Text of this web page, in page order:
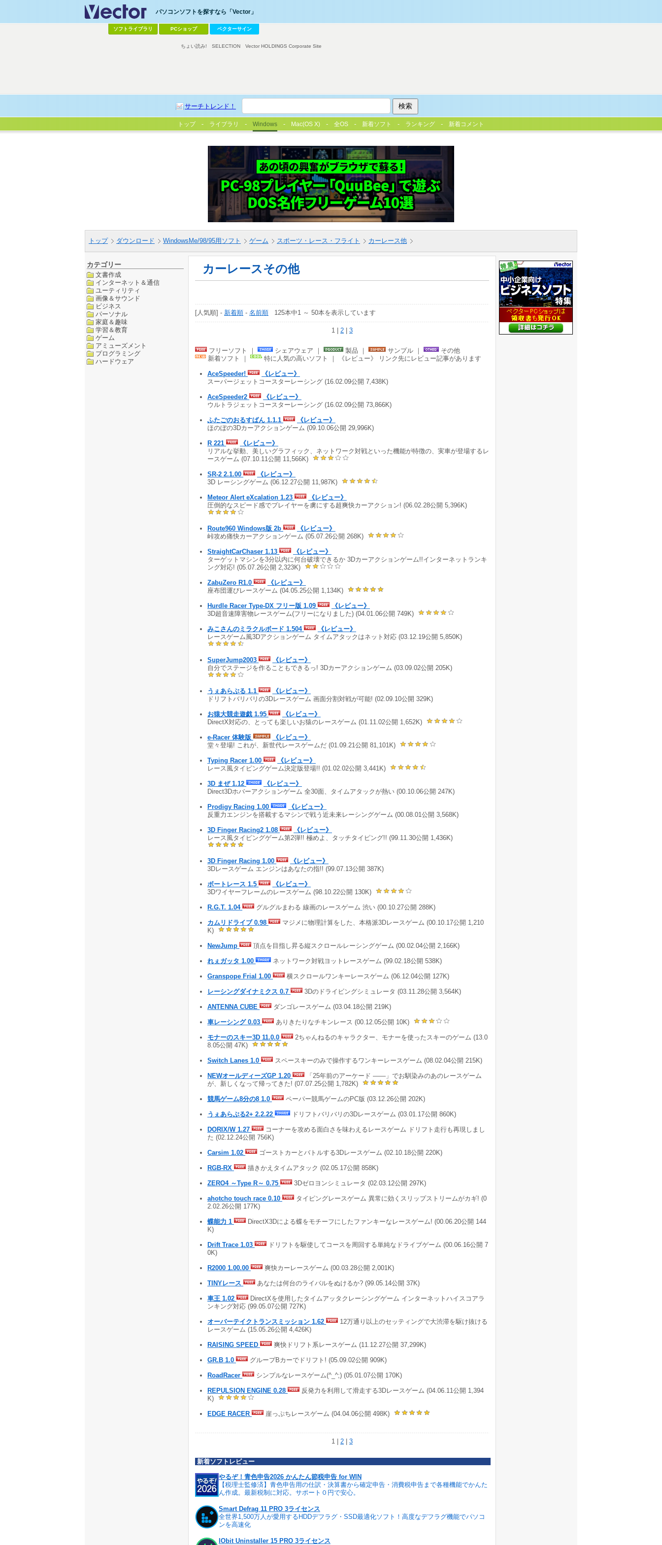
パソコンソフトを探すなら「Vector」
ソフトライブラリ PCショップ ベクターサイン
サーチトレンド！
ちょい読み! SELECTION Vector HOLDINGS Corporate Site
トップ ライブラリ Windows Mac(OS X) 全OS 新着ソフト ランキング 新着コメント
トップ ダウンロード WindowsMe/98/95用ソフト ゲーム スポーツ・レース・フライト カーレース他
カテゴリー
文書作成
インターネット＆通信
ユーティリティ
画像＆サウンド
ビジネス
パーソナル
家庭＆趣味
学習＆教育
ゲーム
アミューズメント
プログラミング
ハードウェア
カーレースその他
[人気順] - 新着順 - 名前順 125本中1 ～ 50本を表示しています
1 | 2 | 3
フリーソフト ｜ シェアウェア ｜ 製品 ｜ サンプル ｜
その他
新着ソフト ｜
特に人気の高いソフト ｜ 《レビュー》 リンク先にレビュー記事があります
AceSpeeder!
《レビュー》
スーパージェットコースターレーシング (16.02.09公開 7,438K)
AceSpeeder2
《レビュー》
ウルトラジェットコースターレーシング (16.02.09公開 73,866K)
ふたごのおるすばん 1.1.1
《レビュー》
ほのぼの3Dカーアクションゲーム (09.10.06公開 29,996K)
R 221
《レビュー》
リアルな挙動、美しいグラフィック、ネットワーク対戦といった機能が特徴の、実車が登場するレ
ースゲーム (07.10.11公開 11,566K)
SR-2 2.1.00
《レビュー》
3D レーシングゲーム (06.12.27公開 11,987K)
Meteor Alert eXcalation 1.23
《レビュー》
圧倒的なスピード感でプレイヤーを虜にする超爽快カーアクション! (06.02.28公開 5,396K)
Route960 Windows版 2b
《レビュー》
峠攻め痛快カーアクションゲーム (05.07.26公開 268K)
StraightCarChaser 1.13
《レビュー》
ターゲットマシンを3分以内に何台破壊できるか 3Dカーアクションゲーム!!インターネットランキ
ング対応! (05.07.26公開 2,323K)
ZabuZero R1.0
《レビュー》
座布団運びレースゲーム (04.05.25公開 1,134K)
Hurdle Racer Type-DX フリー版 1.09
《レビュー》
3D超音速障害物レースゲーム(フリーになりました) (04.01.06公開 749K)
みこさんのミラクルボード 1.504
《レビュー》
レースゲーム風3Dアクションゲーム タイムアタックはネット対応 (03.12.19公開 5,850K)
SuperJump2003
《レビュー》
自分でステージを作ることもできるっ! 3Dカーアクションゲーム (03.09.02公開 205K)
うぇあらぶる 1.1
《レビュー》
ドリフトバリバリの3Dレースゲーム 画面分割対戦が可能! (02.09.10公開 329K)
お猿大競走遊戯 1.95
《レビュー》
DirectX対応の、とっても楽しいお猿のレースゲーム (01.11.02公開 1,652K)
e-Racer 体験版
《レビュー》
堂々登場! これが、新世代レースゲームだ (01.09.21公開 81,101K)
Typing Racer 1.00
《レビュー》
レース風タイピングゲーム決定版登場!! (01.02.02公開 3,441K)
3D まぜ 1.12
《レビュー》
Direct3Dホバーアクションゲーム 全30面、タイムアタックが熱い (00.10.06公開 247K)
Prodigy Racing 1.00
《レビュー》
反重力エンジンを搭載するマシンで戦う近未来レーシングゲーム (00.08.01公開 3,568K)
3D Finger Racing2 1.08
《レビュー》
レース風タイピングゲーム第2弾!! 極めよ、タッチタイピング!! (99.11.30公開 1,436K)
3D Finger Racing 1.00
《レビュー》
3Dレースゲーム エンジンはあなたの指!! (99.07.13公開 387K)
ボートレース 1.5
《レビュー》
3Dワイヤーフレームのレースゲーム (98.10.22公開 130K)
R.G.T. 1.04 グルグルまわる 線画のレースゲーム 渋い (00.10.27公開 288K)
カムリドライブ 0.98
マジメに物理計算をした、本格派3Dレースゲーム (00.10.17公開 1,210
K)
NewJump 頂点を目指し昇る縦スクロールレーシングゲーム (00.02.04公開 2,166K)
れぇガッタ 1.00 ネットワーク対戦ヨットレースゲーム (99.02.18公開 538K)
Granspope Frial 1.00 横スクロールワンキーレースゲーム (06.12.04公開 127K)
レーシングダイナミクス 0.7 3Dのドライビングシミュレータ (03.11.28公開 3,564K)
ANTENNA CUBE ダンゴレースゲーム (03.04.18公開 219K)
車レーシング 0.03 ありきたりなチキンレース (00.12.05公開 10K)
モナーのスキー3D 11.0.0
2ちゃんねるのキャラクター、モナーを使ったスキーのゲーム (13.0
8.05公開 47K)
Switch Lanes 1.0 スペースキーのみで操作するワンキーレースゲーム (08.02.04公開 215K)
NEWオールディーズGP 1.20
「25年前のアーケード ――」でお馴染みのあのレースゲーム
が、新しくなって帰ってきた! (07.07.25公開 1,782K)
競馬ゲーム8分の8 1.0 ペーパー競馬ゲームのPC版 (03.12.26公開 202K)
うぇあらぶる2+ 2.2.22 ドリフトバリバリの3Dレースゲーム (03.01.17公開 860K)
DORIX/W 1.27
コーナーを攻める面白さを味わえるレースゲーム ドリフト走行も再現しまし
た (02.12.24公開 756K)
Carsim 1.02 ゴーストカーとバトルする3Dレースゲーム (02.10.18公開 220K)
RGB-RX 描きかえタイムアタック (02.05.17公開 858K)
ZERO4 ～Type R～ 0.75 3Dゼロヨンシミュレータ (02.03.12公開 297K)
ahotcho touch race 0.10
タイピングレースゲーム 異常に効くスリップストリームがカギ! (0
2.02.26公開 177K)
蝶能力 1
DirectX3Dによる蝶をモチーフにしたファンキーなレースゲーム! (00.06.20公開 144
K)
Drift Trace 1.03
ドリフトを駆使してコースを周回する単純なドライブゲーム (00.06.16公開 7
0K)
R2000 1.00.00 爽快カーレースゲーム (00.03.28公開 2,001K)
TINYレース あなたは何台のライバルをぬけるか? (99.05.14公開 37K)
車王 1.02
DirectXを使用したタイムアッタクレーシングゲーム インターネットハイスコアラ
ンキング対応 (99.05.07公開 727K)
オーバーテイクトランスミッション 1.62
12万通り以上のセッティングで大渋滞を駆け抜ける
レースゲーム (15.05.26公開 4,426K)
RAISING SPEED 爽快ドリフト系レースゲーム (11.12.27公開 37,299K)
GR.B 1.0 グループBカーでドリフト! (05.09.02公開 909K)
RoadRacer シンプルなレースゲーム(^_^;) (05.01.07公開 170K)
REPULSION ENGINE 0.28
反発力を利用して滑走する3Dレースゲーム (04.06.11公開 1,394
K)
EDGE RACER 崖っぷちレースゲーム (04.04.06公開 498K)
1 | 2 | 3
新着ソフトレビュー
やるぞ！青色申告2026 かんたん節税申告 for WIN
【税理士監修済】青色申告用の仕訳・決算書から確定申告・消費税申告まで各種機能でかんた
ん作成。最新税制に対応。サポート０円で安心。
Smart Defrag 11 PRO 3ライセンス
全世界1,500万人が愛用するHDDデフラグ・SSD最適化ソフト！高度なデフラグ機能でパソコ
ンを高速化
IObit Uninstaller 15 PRO 3ライセンス